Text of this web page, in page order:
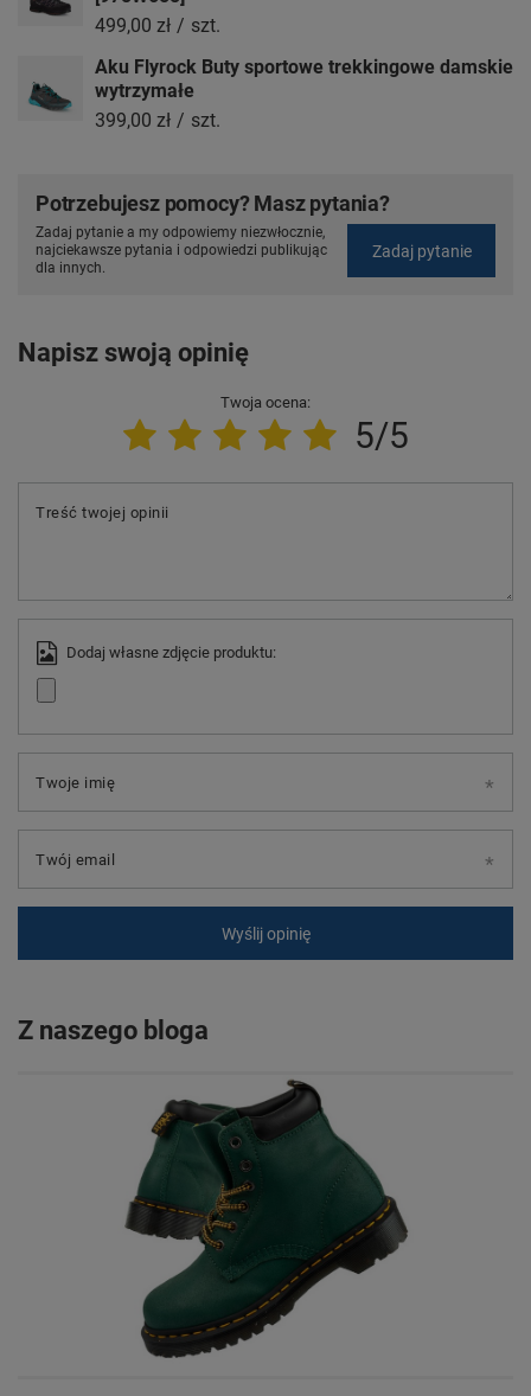
499,00 zł / szt.
Aku Flyrock Buty sportowe trekkingowe damskie
wytrzymałe
399,00 zł / szt.
Potrzebujesz pomocy? Masz pytania?
Zadaj pytanie a my odpowiemy niezwłocznie,
najciekawsze pytania i odpowiedzi publikując
dla innych.
Zadaj pytanie
Napisz swoją opinię
Twoja ocena:
5/5
Treść twojej opinii
Dodaj własne zdjęcie produktu:
Twoje imię
Twój email
Wyślij opinię
Z naszego bloga